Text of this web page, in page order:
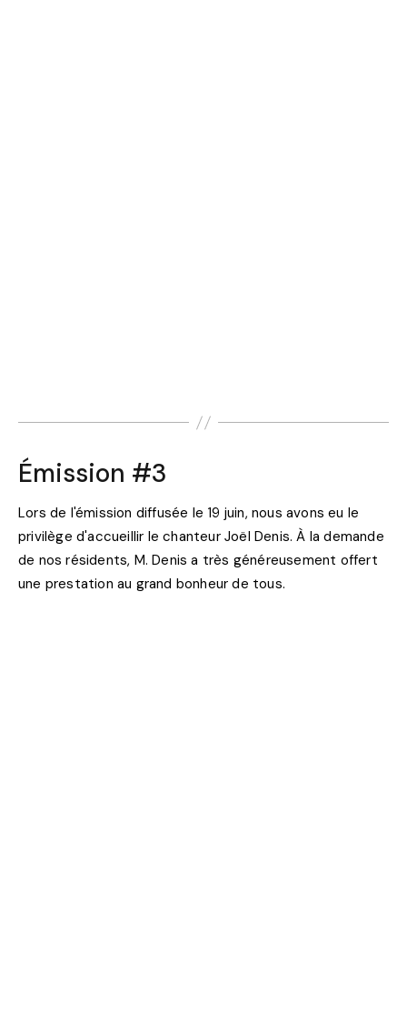
Émission #3
Lors de l'émission diffusée le 19 juin, nous avons eu le
privilège d'accueillir le chanteur Joël Denis. À la demande
de nos résidents, M. Denis a très généreusement offert
une prestation au grand bonheur de tous.